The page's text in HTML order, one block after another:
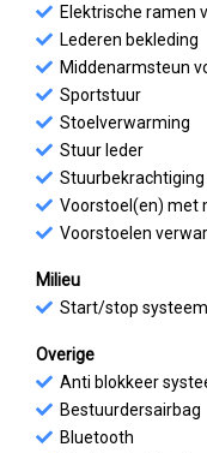
Elektrische ramen
Lederen bekleding
Middenarmsteun
Sportstuur
Stoelverwarming
Stuur leder
Stuurbekrachtiging
Voorstoel(en) met
Voorstoelen
Milieu
Start/stop systeem
Overige
Anti blokkeer
Bestuurdersairbag
Bluetooth